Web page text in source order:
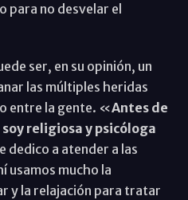
para no desvelar el
ser, en su opinión, un
las múltiples heridas
entre la gente. «Antes de
religiosa y psicóloga
dedico a atender a las
usamos mucho la
y la relajación para tratar